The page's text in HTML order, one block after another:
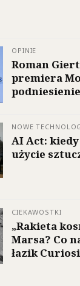
OPINIE
Roman
premiera
NOWE
AI Act:
użycie
CIEKAWOSTKI
„Rakieta
Marsa? Co
łazik